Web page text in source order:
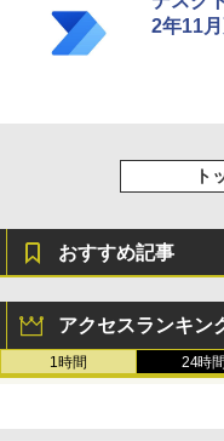
￥
レ
2年11
ト
おすすめ記事
アクセスランキン
1時間 24時間